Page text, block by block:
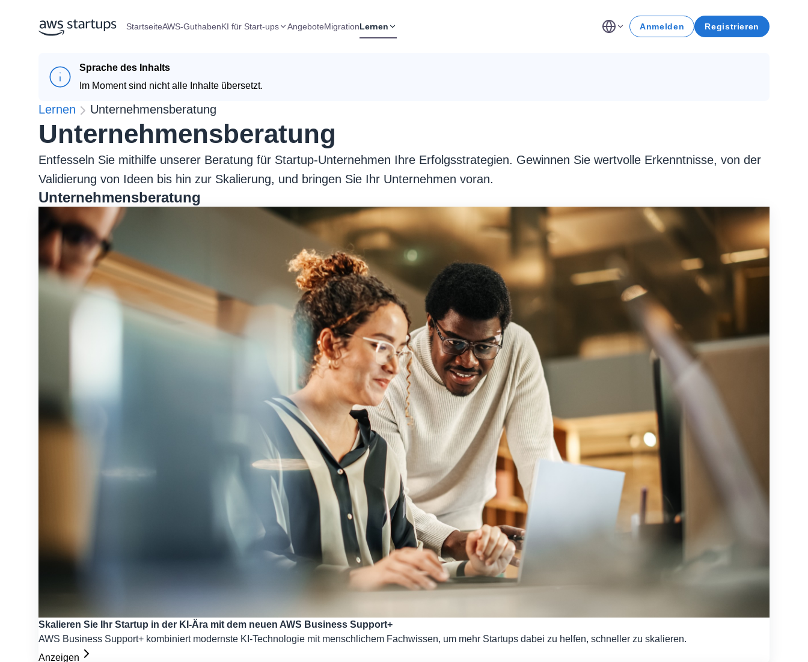
StartseiteAWS-GuthabenKI für Start-ups AngeboteMigrationLernen Anmelden Registrieren
Sprache des Inhalts
Im Moment sind nicht alle Inhalte übersetzt.
Lernen Unternehmensberatung
Unternehmensberatung
Entfesseln Sie mithilfe unserer Beratung für Startup-Unternehmen Ihre Erfolgsstrategien. Gewinnen Sie wertvolle Erkenntnisse, von der
Validierung von Ideen bis hin zur Skalierung, und bringen Sie Ihr Unternehmen voran.
Unternehmensberatung
Skalieren Sie Ihr Startup in der KI-Ära mit dem neuen AWS Business Support+
AWS Business Support+ kombiniert modernste KI-Technologie mit menschlichem Fachwissen, um mehr Startups dabei zu helfen, schneller zu skalieren.
Anzeigen